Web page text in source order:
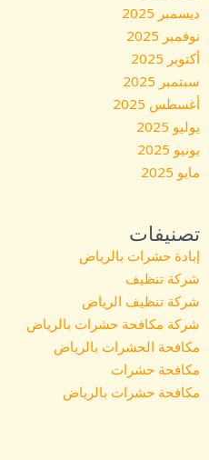
ديسمبر 2025
نوفمبر 2025
أكتوبر 2025
سبتمبر 2025
أغسطس 2025
يوليو 2025
يونيو 2025
مايو 2025
تصنيفات
إبادة حشرات بالرياض
شركة تنظيف
شركة تنظيف الرياض
شركة مكافحة حشرات بالرياض
مكافحة الحشرات بالرياض
مكافحة حشرات
مكافحة حشرات بالرياض